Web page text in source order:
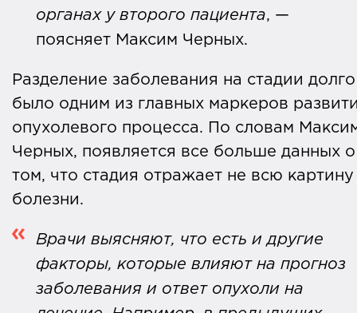
органах у второго пациента, —
поясняет Максим Черных.
Разделение заболевания на стадии долго
было одним из главных маркеров
опухолевого процесса. По словам
Черных, появляется все больше данных о
том, что стадия отражает не всю картину
болезни.
Врачи выясняют, что есть и другие
факторы, которые влияют на прогноз
заболевания и ответ опухоли на